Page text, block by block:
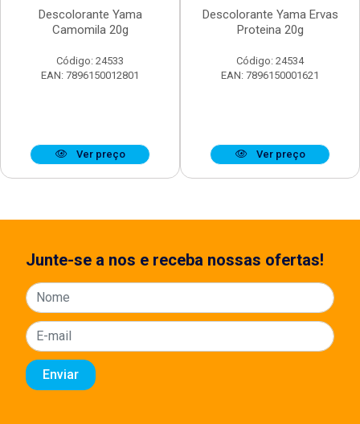
Descolorante Yama
Camomila 20g
Código: 24533
EAN: 7896150012801
Ver preço
Descolorante Yama Ervas
Proteina 20g
Código: 24534
EAN: 7896150001621
Ver preço
Junte-se a nos e receba nossas ofertas!